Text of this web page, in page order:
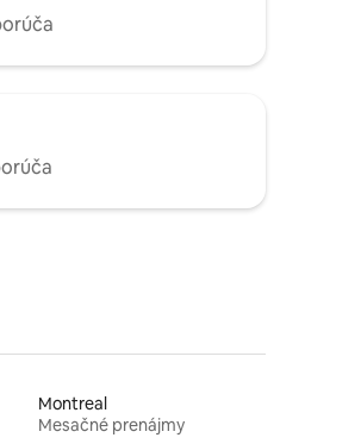
Montreal
Mesačné prenájmy